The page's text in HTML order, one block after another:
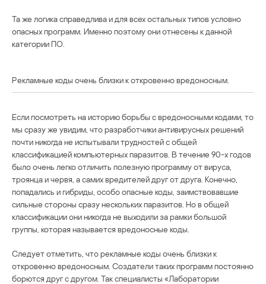
Та же логика справедлива и для всех остальных типов условно
опасных программ. Именно поэтому они отнесены к данной
категории ПО.
Рекламные коды очень близки к откровенно вредоносным.
Если посмотреть на историю борьбы с вредоносными кодами, то
мы сразу же увидим, что разработчики антивирусных решений
почти никогда не испытывали трудностей с общей
классификацией компьютерных паразитов. В течение 90-х годов
было очень легко отличить полезную программу от вируса,
троянца и червя, а самих вредителей друг от друга. Конечно,
попадались и гибриды, особо опасные коды, заимствовавшие
сильные стороны сразу нескольких паразитов. Но в общей
классификации они никогда не выходили за рамки большой
группы, которая называется вредоносные коды.
Следует отметить, что рекламные коды очень близки к
откровенно вредоносным. Создатели таких программ постоянно
борются друг с другом. Так специалисты «Лаборатории